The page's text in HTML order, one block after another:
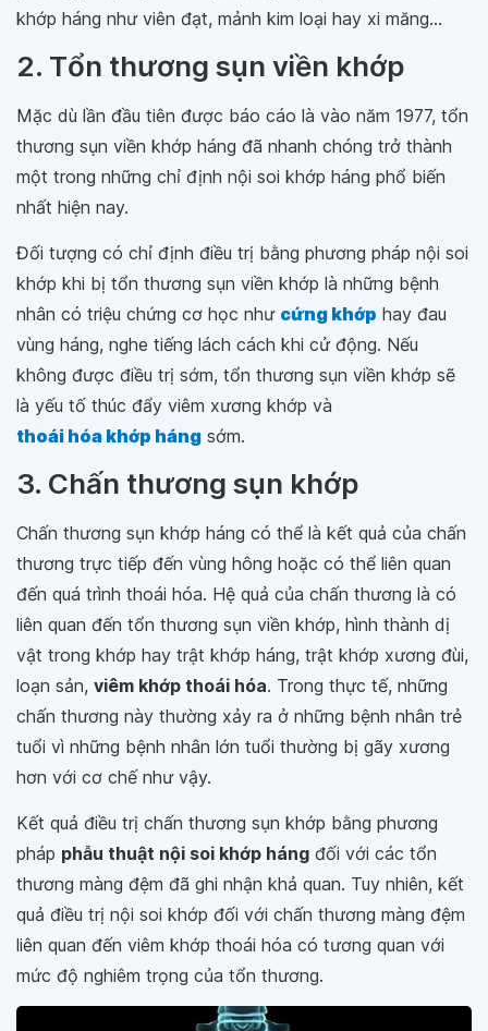
khớp háng như viên đạt, mảnh kim loại hay xi măng...
2. Tổn thương sụn viền khớp
Mặc dù lần đầu tiên được báo cáo là vào năm 1977, tổn
thương sụn viền khớp háng đã nhanh chóng trở thành
một trong những chỉ định nội soi khớp háng phổ biến
nhất hiện nay.
Đối tượng có chỉ định điều trị bằng phương pháp nội soi
khớp khi bị tổn thương sụn viền khớp là những bệnh
nhân có triệu chứng cơ học như cứng khớp hay đau
vùng háng, nghe tiếng lách cách khi cử động. Nếu
không được điều trị sớm, tổn thương sụn viền khớp sẽ
là yếu tố thúc đẩy viêm xương khớp và
thoái hóa khớp háng sớm.
3. Chấn thương sụn khớp
Chấn thương sụn khớp háng có thể là kết quả của chấn
thương trực tiếp đến vùng hông hoặc có thể liên quan
đến quá trình thoái hóa. Hệ quả của chấn thương là có
liên quan đến tổn thương sụn viền khớp, hình thành dị
vật trong khớp hay trật khớp háng, trật khớp xương đùi,
loạn sản, viêm khớp thoái hóa. Trong thực tế, những
chấn thương này thường xảy ra ở những bệnh nhân trẻ
tuổi vì những bệnh nhân lớn tuổi thường bị gãy xương
hơn với cơ chế như vậy.
Kết quả điều trị chấn thương sụn khớp bằng phương
pháp phẫu thuật nội soi khớp háng đối với các tổn
thương màng đệm đã ghi nhận khả quan. Tuy nhiên, kết
quả điều trị nội soi khớp đối với chấn thương màng đệm
liên quan đến viêm khớp thoái hóa có tương quan với
mức độ nghiêm trọng của tổn thương.